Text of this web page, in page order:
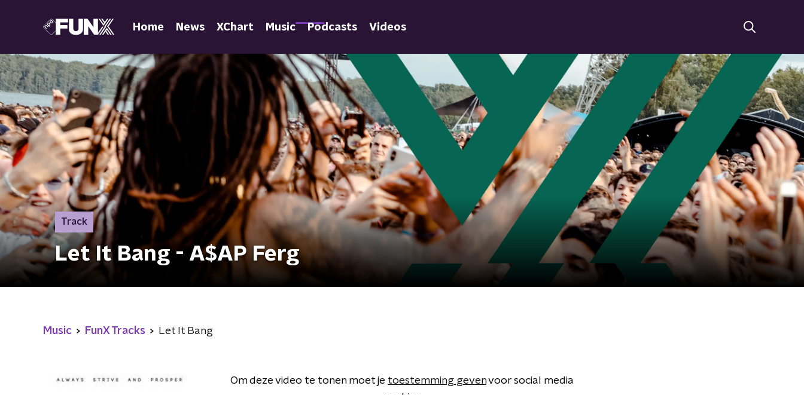
Home News XChart Music Podcasts Videos
Track
Let It Bang - A$AP Ferg
Music FunX Tracks Let It Bang
Om deze video te tonen moet je toestemming gevenvoor social media